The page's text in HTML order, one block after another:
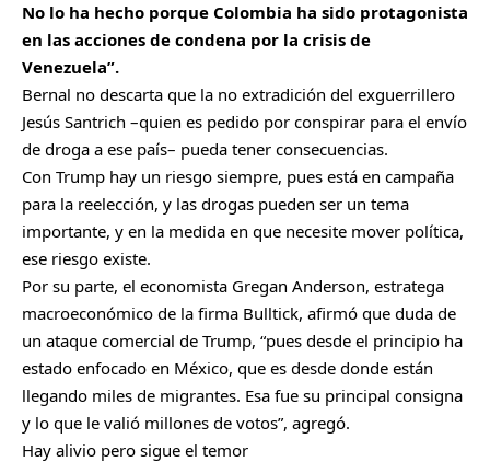
No lo ha hecho porque Colombia ha sido protagonista
en las acciones de condena por la crisis de
Venezuela”.
Bernal no descarta que la no extradición del exguerrillero
Jesús Santrich –quien es pedido por conspirar para el envío
de droga a ese país– pueda tener consecuencias.
Con Trump hay un riesgo siempre, pues está en campaña
para la reelección, y las drogas pueden ser un tema
importante, y en la medida en que necesite mover política,
ese riesgo existe.
Por su parte, el economista Gregan Anderson, estratega
macroeconómico de la firma Bulltick, afirmó que duda de
un ataque comercial de Trump, “pues desde el principio ha
estado enfocado en México, que es desde donde están
llegando miles de migrantes. Esa fue su principal consigna
y lo que le valió millones de votos”, agregó.
Hay alivio pero sigue el temor